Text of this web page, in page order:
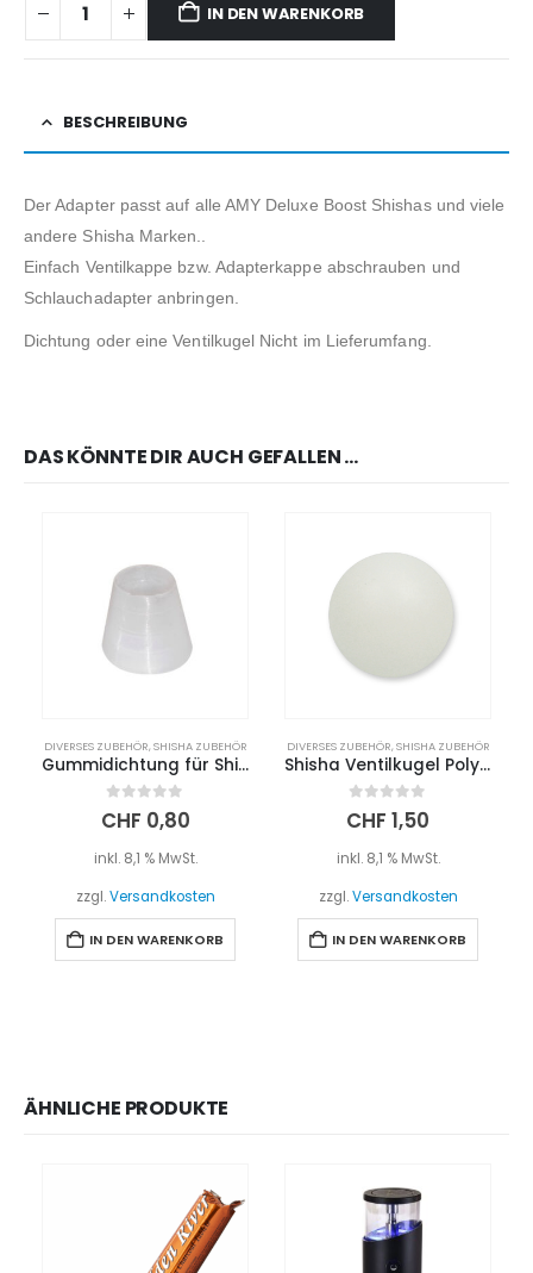
IN DEN WARENKORB
BESCHREIBUNG
Der Adapter passt auf alle AMY Deluxe Boost Shishas und viele
andere Shisha Marken..
Einfach Ventilkappe bzw. Adapterkappe abschrauben und
Schlauchadapter anbringen.
Dichtung oder eine Ventilkugel Nicht im Lieferumfang.
DAS KÖNNTE DIR AUCH GEFALLEN …
DIVERSES ZUBEHÖR,SHISHA ZUBEHÖR
Gummidichtung für Shishaschlauch – Silikon
0 out of 5
CHF 0,80
inkl. 8,1 % MwSt.
zzgl.Versandkosten
IN DEN WARENKORB
DIVERSES ZUBEHÖR,SHISHA ZUBEHÖR
Shisha Ventilkugel Polyamid (8mm)
0out of 5
CHF 1,50
inkl. 8,1 % MwSt.
zzgl.Versandkosten
IN DEN WARENKORB
ÄHNLICHE PRODUKTE